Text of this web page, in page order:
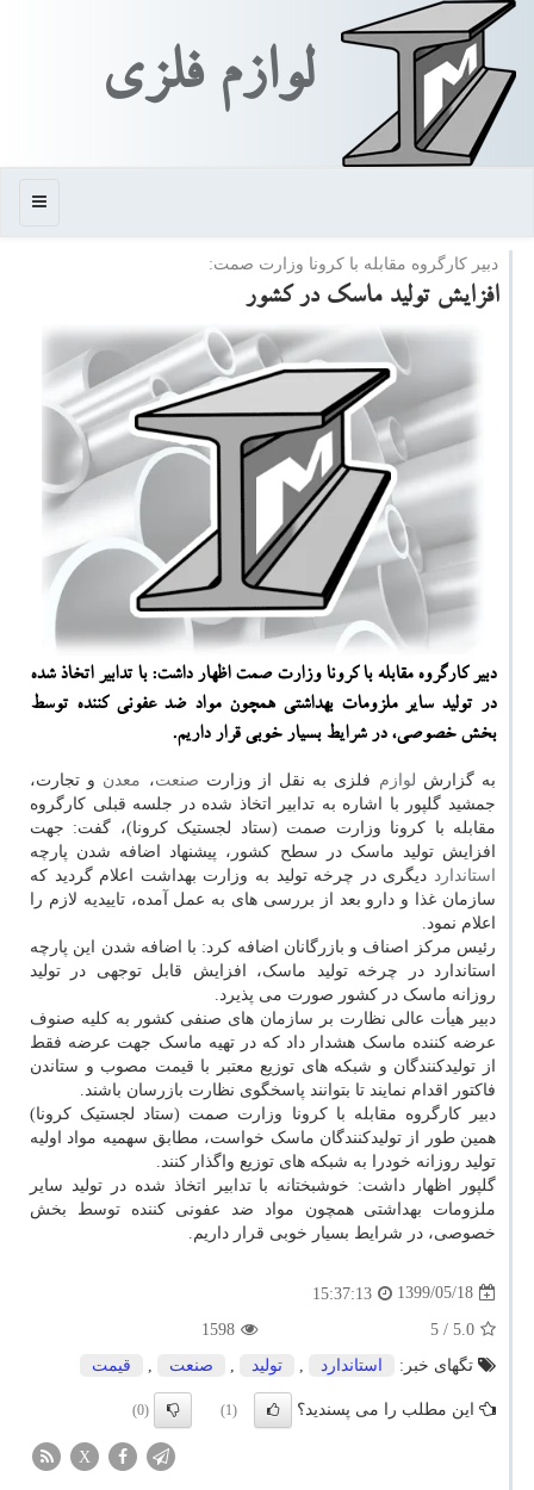
لوازم فلزی
منو
دبیر كارگروه مقابله با كرونا وزارت صمت:
افزایش تولید ماسك در كشور
دبیر كارگروه مقابله با كرونا وزارت صمت اظهار داشت: با تدابیر اتخاذ شده
در تولید سایر ملزومات بهداشتی همچون مواد ضد عفونی كننده توسط
بخش خصوصی، در شرایط بسیار خوبی قرار داریم.
به گزارش لوازم فلزی به نقل از وزارت صنعت، معدن و تجارت،
جمشید گلپور با اشاره به تدابیر اتخاذ شده در جلسه قبلی کارگروه
مقابله با کرونا وزارت صمت (ستاد لجستیک کرونا)، گفت: جهت
افزایش تولید ماسک در سطح کشور، پیشنهاد اضافه شدن پارچه
استاندارد دیگری در چرخه تولید به وزارت بهداشت اعلام گردید که
سازمان غذا و دارو بعد از بررسی های به عمل آمده، تاییدیه لازم را
اعلام نمود.
رئیس مرکز اصناف و بازرگانان اضافه کرد: با اضافه شدن این پارچه
استاندارد در چرخه تولید ماسک، افزایش قابل توجهی در تولید
روزانه ماسک در کشور صورت می پذیرد.
دبیر هیأت عالی نظارت بر سازمان های صنفی کشور به کلیه صنوف
عرضه کننده ماسک هشدار داد که در تهیه ماسک جهت عرضه فقط
از تولیدکنندگان و شبکه های توزیع معتبر با قیمت مصوب و ستاندن
فاکتور اقدام نمایند تا بتوانند پاسخگوی نظارت بازرسان باشند.
دبیر کارگروه مقابله با کرونا وزارت صمت (ستاد لجستیک کرونا)
همین طور از تولیدکنندگان ماسک خواست، مطابق سهمیه مواد اولیه
تولید روزانه خودرا به شبکه های توزیع واگذار کنند.
گلپور اظهار داشت: خوشبختانه با تدابیر اتخاذ شده در تولید سایر
ملزومات بهداشتی همچون مواد ضد عفونی کننده توسط بخش
خصوصی، در شرایط بسیار خوبی قرار داریم.
1399/05/18
15:37:13
5.0
/ 5
1598
تگهای خبر:
استاندارد , تولید , صنعت , قیمت
این مطلب را می پسندید؟ (1)
(0)
X